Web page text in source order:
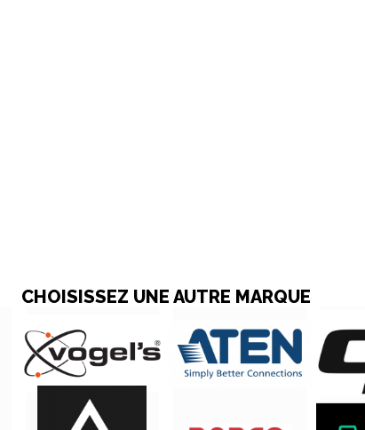
CHOISISSEZ UNE AUTRE MARQUE